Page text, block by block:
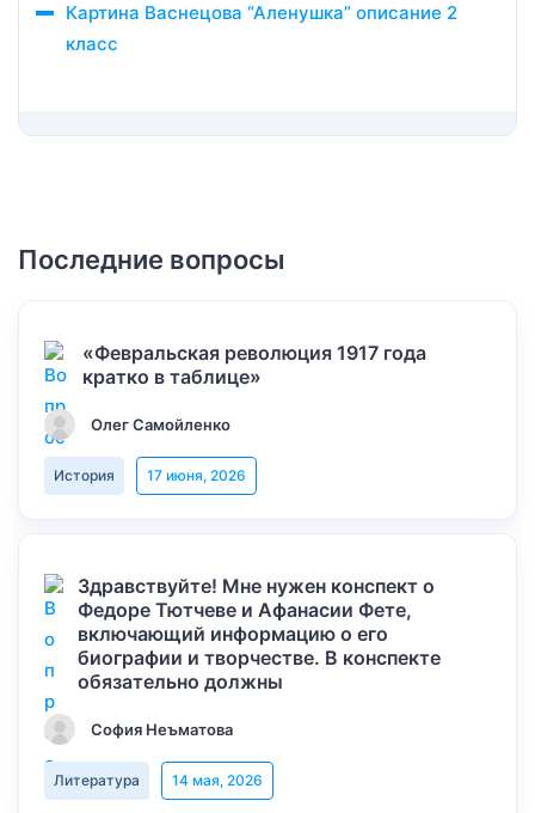
Картина Васнецова “Аленушка” описание 2
класс
Последние вопросы
«Февральская революция 1917 года
кратко в таблице»
Олег Самойленко
История 17 июня, 2026
Здравствуйте! Мне нужен конспект о
Федоре Тютчеве и Афанасии Фете,
включающий информацию о его
биографии и творчестве. В конспекте
обязательно должны
София Неъматова
Литература 14 мая, 2026